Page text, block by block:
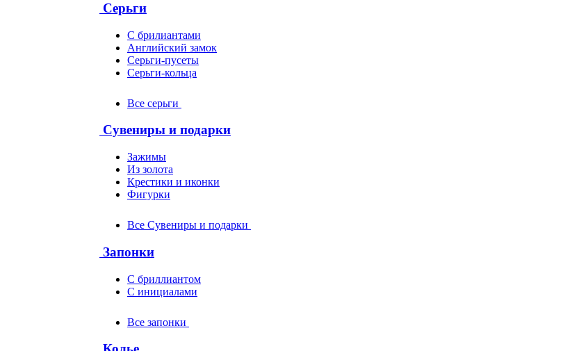
Серьги
С брилиантами
Английский замок
Серьги-пусеты
Серьги-кольца
Все серьги
Сувениры и подарки
Зажимы
Из золота
Крестики и иконки
Фигурки
Все Сувениры и подарки
Запонки
С бриллиантом
С инициалами
Все запонки